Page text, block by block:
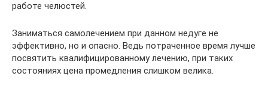
работе челюстей.
Заниматься самолечением при данном недуге не
эффективно, но и опасно. Ведь потраченное время лучше
посвятить квалифицированному лечению, при таких
состояниях цена промедления слишком велика.